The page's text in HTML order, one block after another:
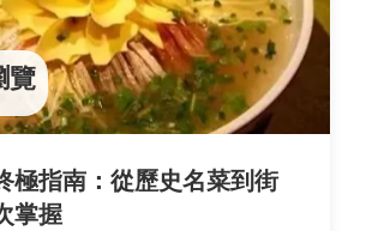
覽
極指南：從歷史名菜到街
掌握